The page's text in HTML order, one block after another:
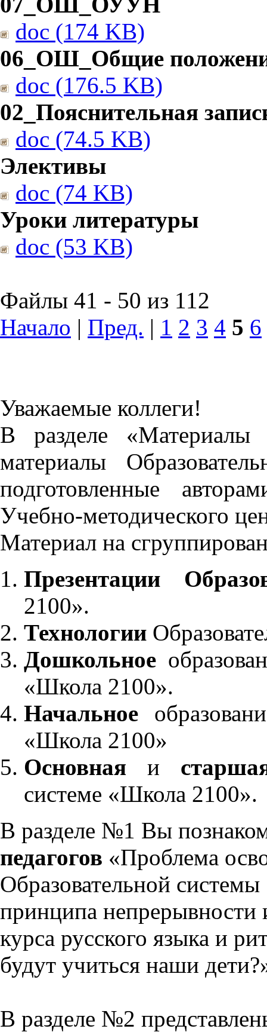
doc (174 KB)
06_ОШ_Общие
doc (176.5 KB)
02_Пояснительная
doc (74.5 KB)
Элективы
doc (74 KB)
Уроки литературы
doc (53 KB)
Файлы 41 - 50 из 112
Начало | Пред. | 1 2 3 4 5 6
Уважаемые коллеги!
В разделе «Материалы
материалы
подготовленные
Учебно-методического
Материал на
Презентации
2100».
Технологии
Дошкольное
«Школа 2100».
Начальное
«Школа 2100»
Основнаяи
системе «Школа 2100».
В разделе №1 Вы
педагогов «Проблема
Образовательной
принципа непрерывности
курса русского языка и
будут учиться наши
В разделе №2